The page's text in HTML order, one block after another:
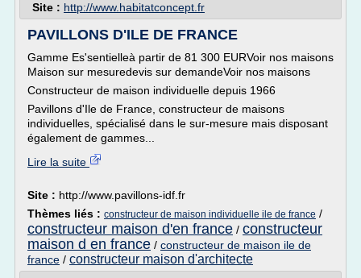
Site : http://www.habitatconcept.fr
PAVILLONS D'ILE DE FRANCE
Gamme Es'sentielleà partir de 81 300 EURVoir nos maisons
Maison sur mesuredevis sur demandeVoir nos maisons
Constructeur de maison individuelle depuis 1966
Pavillons d'Ile de France, constructeur de maisons
individuelles, spécialisé dans le sur-mesure mais disposant
également de gammes...
Lire la suite
Site : http://www.pavillons-idf.fr
Thèmes liés : constructeur de maison individuelle ile de france /
constructeur maison d'en france / constructeur
maison d en france / constructeur de maison ile de
france / constructeur maison d'architecte